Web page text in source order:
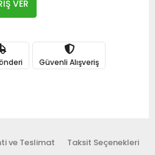
VER
Güvenli Alışveriş
ve Teslimat Taksit Seçenekleri